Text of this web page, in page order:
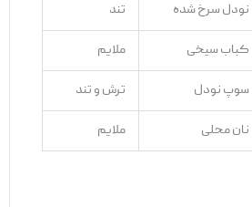
نودل سرخ ‌شده تند
کباب سیخی ملایم
سوپ نودل ترش و تند
نان محلی ملایم